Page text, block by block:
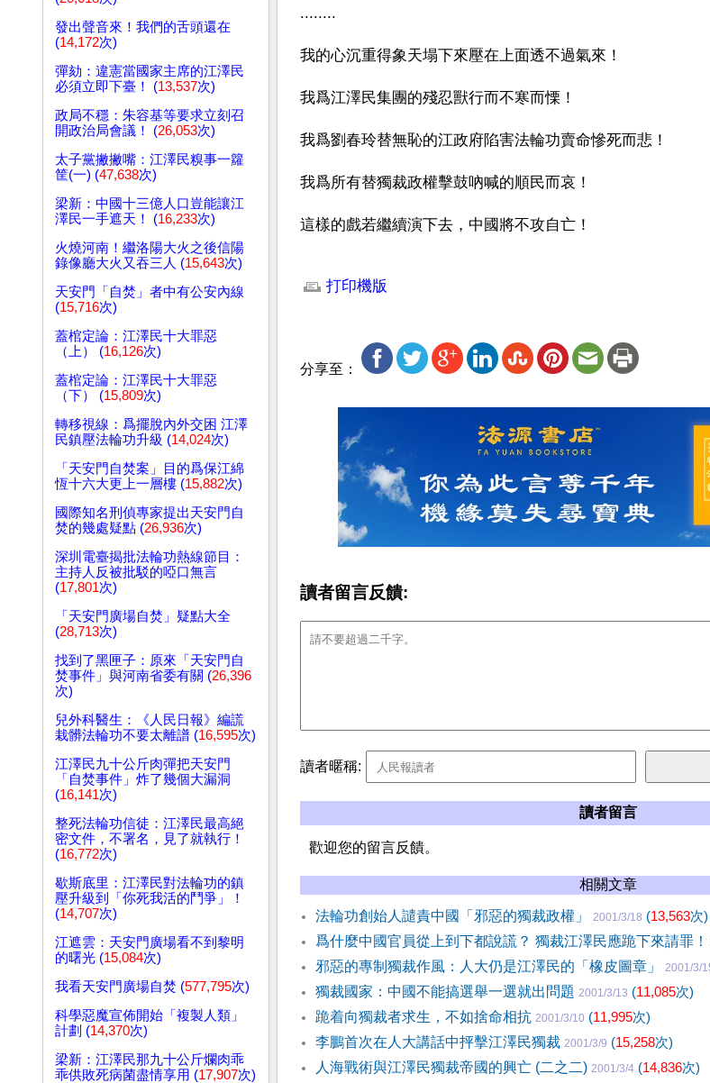
發出聲音來！我們的舌頭還在
(14,172次)
彈劾：違憲當國家主席的江澤民
必須立即下臺！ (13,537次)
政局不穩：朱容基等要求立刻召
開政治局會議！ (26,053次)
太子黨撇撇嘴：江澤民糗事一籮
筐(一) (47,638次)
梁新：中國十三億人口豈能讓江
澤民一手遮天！ (16,233次)
火燒河南！繼洛陽大火之後信陽
錄像廳大火又吞三人 (15,643次)
天安門「自焚」者中有公安內線
(15,716次)
蓋棺定論：江澤民十大罪惡
（上） (16,126次)
蓋棺定論：江澤民十大罪惡
（下） (15,809次)
轉移視線：爲擺脫內外交困 江澤
民鎮壓法輪功升級 (14,024次)
「天安門自焚案」目的爲保江綿
恆十六大更上一層樓 (15,882次)
國際知名刑偵專家提出天安門自
焚的幾處疑點 (26,936次)
深圳電臺揭批法輪功熱線節目：
主持人反被批駁的啞口無言
(17,801次)
「天安門廣場自焚」疑點大全
(28,713次)
找到了黑匣子：原來「天安門自
焚事件」與河南省委有關 (26,396
次)
兒外科醫生：《人民日報》編謊
栽髒法輪功不要太離譜 (16,595次)
江澤民九十公斤肉彈把天安門
「自焚事件」炸了幾個大漏洞
(16,141次)
整死法輪功信徒：江澤民最高絕
密文件，不署名，見了就執行！
(16,772次)
歇斯底里：江澤民對法輪功的鎮
壓升級到「你死我活的鬥爭」！
(14,707次)
江遮雲：天安門廣場看不到黎明
的曙光 (15,084次)
我看天安門廣場自焚 (577,795次)
科學惡魔宣佈開始「複製人類」
計劃 (14,370次)
梁新：江澤民那九十公斤爛肉乖
乖供敗死病菌盡情享用 (17,907次)
........
我的心沉重得象天塌下來壓在上面透不過氣來！
我爲江澤民集團的殘忍獸行而不寒而慄！
我爲劉春玲替無恥的江政府陷害法輪功賣命慘死而悲！
我爲所有替獨裁政權擊鼓吶喊的順民而哀！
這樣的戲若繼續演下去，中國將不攻自亡！
打印機版
分享至：
讀者留言反饋:
讀者暱稱:
讀者留言
歡迎您的留言反饋。
相關文章
法輪功創始人譴責中國「邪惡的獨裁政權」 2001/3/18 (13,563次)
爲什麼中國官員從上到下都說謊？ 獨裁江澤民應跪下來請罪！
邪惡的專制獨裁作風：人大仍是江澤民的「橡皮圖章」
2001/3/
獨裁國家：中國不能搞選舉一選就出問題 2001/3/13 (11,085次)
跪着向獨裁者求生，不如捨命相抗 2001/3/10 (11,995次)
李鵬首次在人大講話中抨擊江澤民獨裁 2001/3/9 (15,258次)
人海戰術與江澤民獨裁帝國的興亡 (二之二) 2001/3/4 (14,836次)